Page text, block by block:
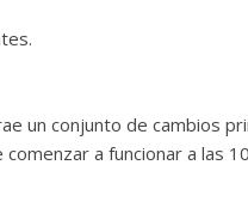
un conjunto de cambios
a funcionar a las